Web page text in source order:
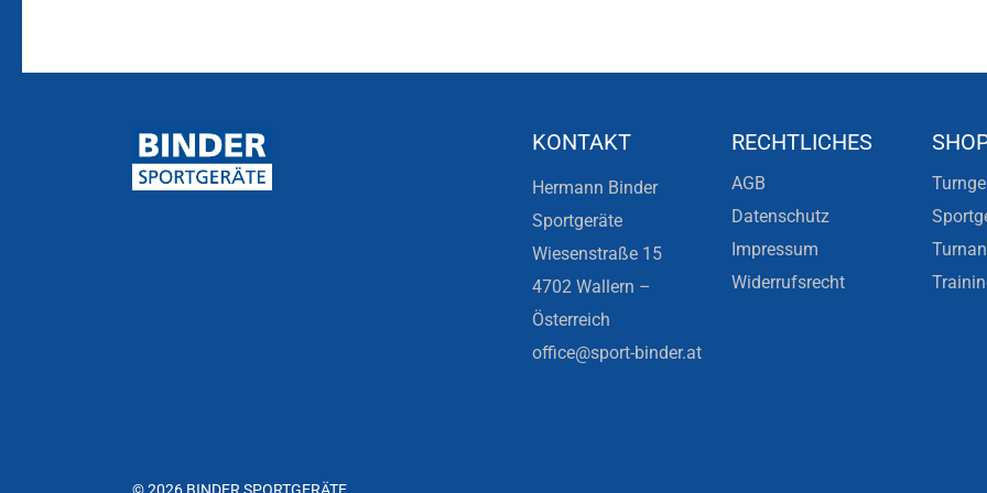
KONTAKT
Hermann Binder
Sportgeräte
Wiesenstraße 15
4702 Wallern –
Österreich
office@sport-binder.at
RECHTLICHES
AGB
Datenschutz
Impressum
Widerrufsrecht
© 2026 BINDER SPORTGERÄTE